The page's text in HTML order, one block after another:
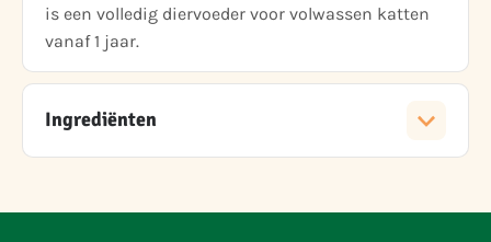
is een volledig diervoeder voor volwassen katten
vanaf 1 jaar.
Ingrediënten